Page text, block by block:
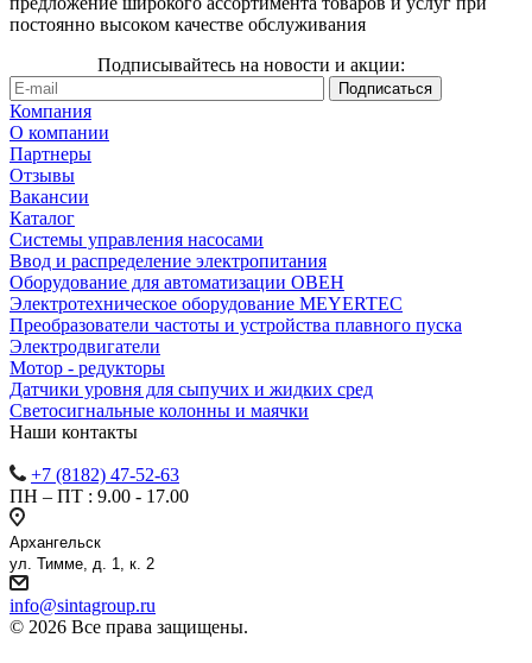
постоянно высоком качестве обслуживания
Подписывайтесь на новости и акции:
Компания
О компании
Партнеры
Отзывы
Вакансии
Каталог
Системы управления насосами
Ввод и распределение электропитания
Оборудование для автоматизации ОВЕН
Электротехническое оборудование MEYERTEC
Преобразователи частоты и устройства плавного пуска
Электродвигатели
Мотор - редукторы
Датчики уровня для сыпучих и жидких сред
Светосигнальные колонны и маячки
Наши контакты
+7 (8182) 47-52-63
ПН – ПТ : 9.00 - 17.00
Архангельск
ул. Тимме, д. 1, к. 2
info@sintagroup.ru
© 2026 Все права защищены.